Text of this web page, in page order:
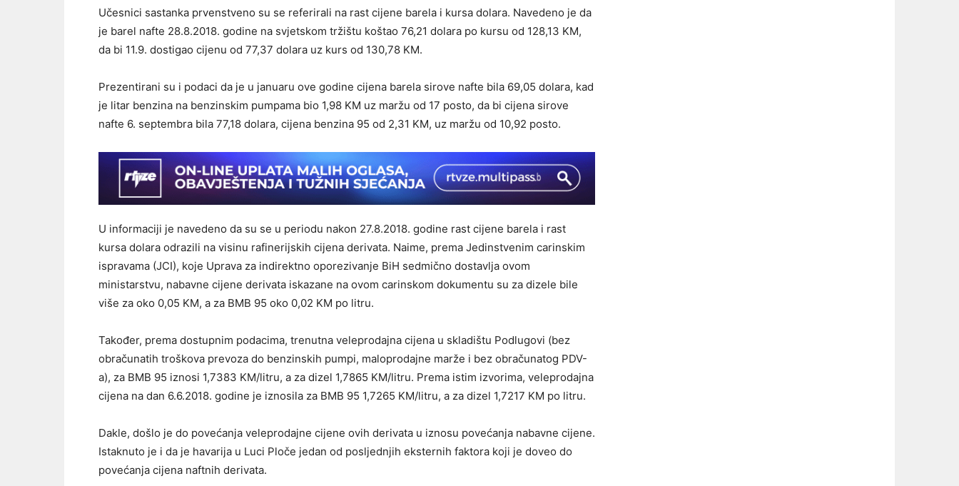
Učesnici sastanka prvenstveno su se referirali na rast cijene barela i kursa dolara. Navedeno je da
je barel nafte 28.8.2018. godine na svjetskom tržištu koštao 76,21 dolara po kursu od 128,13 KM,
da bi 11.9. dostigao cijenu od 77,37 dolara uz kurs od 130,78 KM.
Prezentirani su i podaci da je u januaru ove godine cijena barela sirove nafte bila 69,05 dolara, kad
je litar benzina na benzinskim pumpama bio 1,98 KM uz maržu od 17 posto, da bi cijena sirove
nafte 6. septembra bila 77,18 dolara, cijena benzina 95 od 2,31 KM, uz maržu od 10,92 posto.
U informaciji je navedeno da su se u periodu nakon 27.8.2018. godine rast cijene barela i rast
kursa dolara odrazili na visinu rafinerijskih cijena derivata. Naime, prema Jedinstvenim carinskim
ispravama (JCI), koje Uprava za indirektno oporezivanje BiH sedmično dostavlja ovom
ministarstvu, nabavne cijene derivata iskazane na ovom carinskom dokumentu su za dizele bile
više za oko 0,05 KM, a za BMB 95 oko 0,02 KM po litru.
Također, prema dostupnim podacima, trenutna veleprodajna cijena u skladištu Podlugovi (bez
obračunatih troškova prevoza do benzinskih pumpi, maloprodajne marže i bez obračunatog PDV-
a), za BMB 95 iznosi 1,7383 KM/litru, a za dizel 1,7865 KM/litru. Prema istim izvorima, veleprodajna
cijena na dan 6.6.2018. godine je iznosila za BMB 95 1,7265 KM/litru, a za dizel 1,7217 KM po litru.
Dakle, došlo je do povećanja veleprodajne cijene ovih derivata u iznosu povećanja nabavne cijene.
Istaknuto je i da je havarija u Luci Ploče jedan od posljednjih eksternih faktora koji je doveo do
povećanja cijena naftnih derivata.